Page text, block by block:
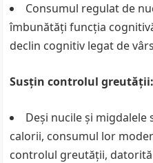
Consumul regulat de
îmbunătăți funcția
declin cognitiv legat de
Susțin controlul greutății:
Deși nucile și
calorii, consumul lor
controlul greutății,